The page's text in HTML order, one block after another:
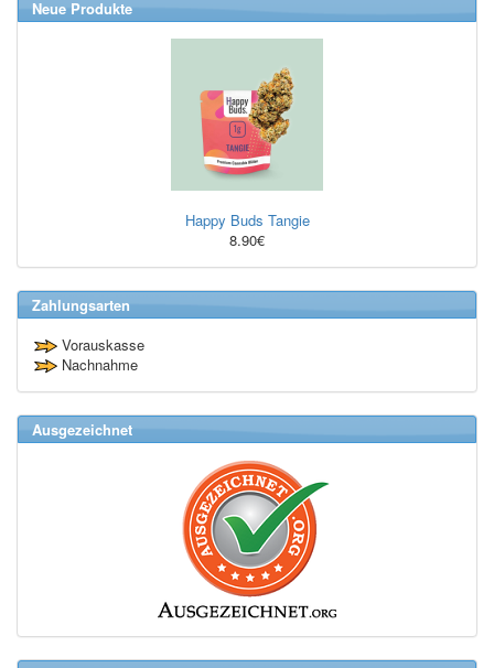
Neue Produkte
Happy Buds Tangie
8.90€
Zahlungsarten
Vorauskasse
Nachnahme
Ausgezeichnet